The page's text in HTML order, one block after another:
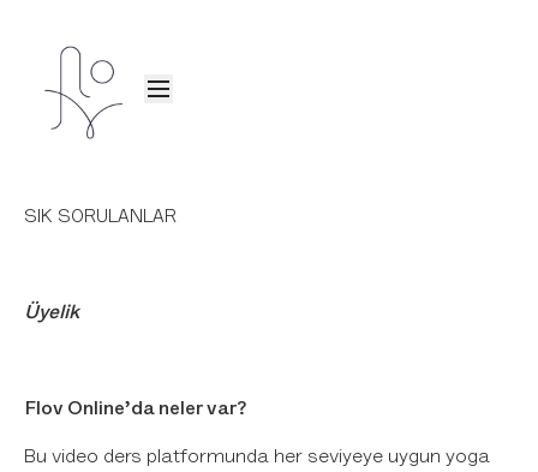
SIK SORULANLAR
Üyelik
Flov Online’da neler var?
Bu video ders platformunda her seviyeye uygun yoga